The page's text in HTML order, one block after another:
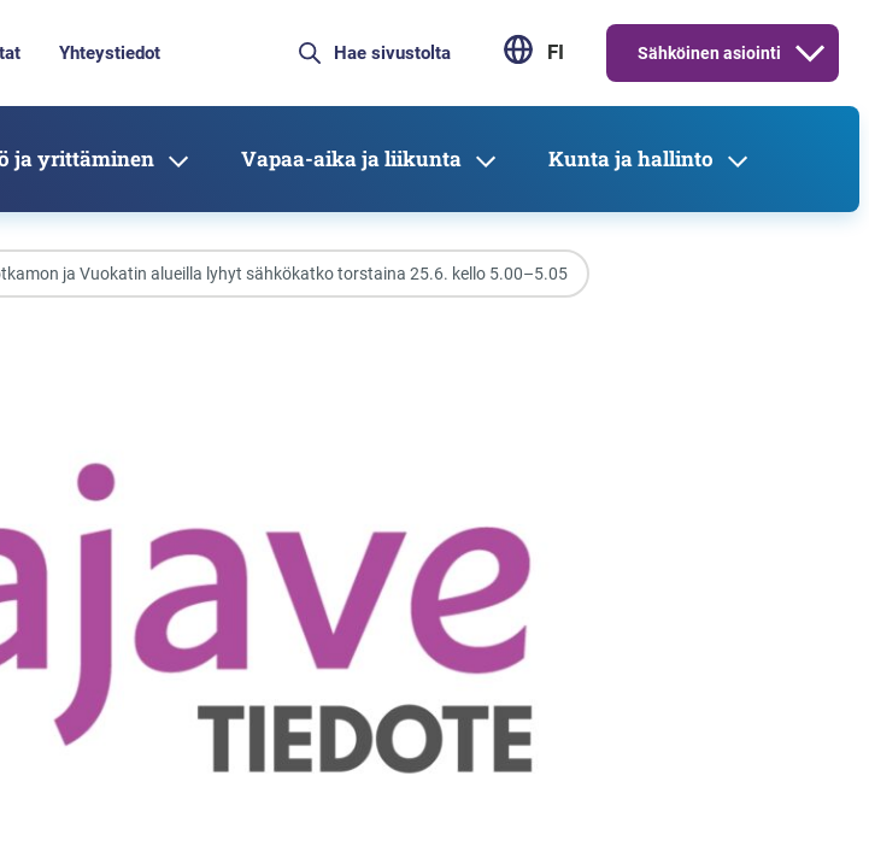
Yhteystiedot FI Sähköinen asiointi
ja yrittäminen Vapaa-aika ja liikunta Kunta ja hallinto
ja Vuokatin alueilla lyhyt sähkökatko torstaina 25.6. kello 5.00–5.05